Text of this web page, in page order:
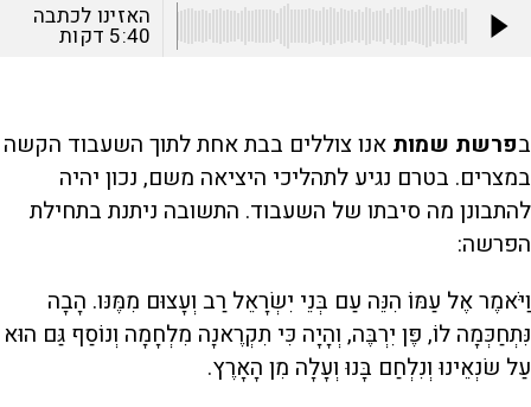
האזינו לכתבה
5:40 דקות
בפרשת שמות אנו צוללים בבת אחת לתוך השעבוד הקשה
במצרים. בטרם נגיע לתהליכי היציאה משם, נכון יהיה
להתבונן מה סיבתו של השעבוד. התשובה ניתנת בתחילת
הפרשה:
וַיֹּאמֶר אֶל עַמּוֹ הִנֵּה עַם בְּנֵי יִשְׂרָאֵל רַב וְעָצוּם מִמֶּנּו. הָבָה
נִּתְחַכְּמָה לוֹ, פֶּן יִרְבֶּה, וְהָיָה כִּי תִקְרֶאנָה מִלְחָמָה וְנוֹסַף גַּם הוּא
עַל שׂנְאֵינוּ וְנִלְחַם בָּנוּ וְעָלָה מִן הָאָרֶץ.